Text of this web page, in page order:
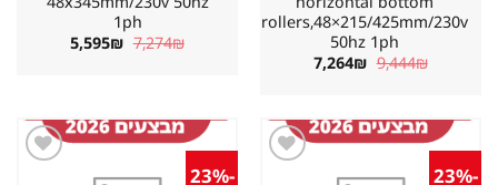
rollers,48×215/425mm/230v
50hz 1ph
9,444₪ המחיר
המקורי
7,264₪ המחיר
הנוכחי
1ph
7,274₪ המחיר
המקורי
5,595₪ המחיר
הנוכחי